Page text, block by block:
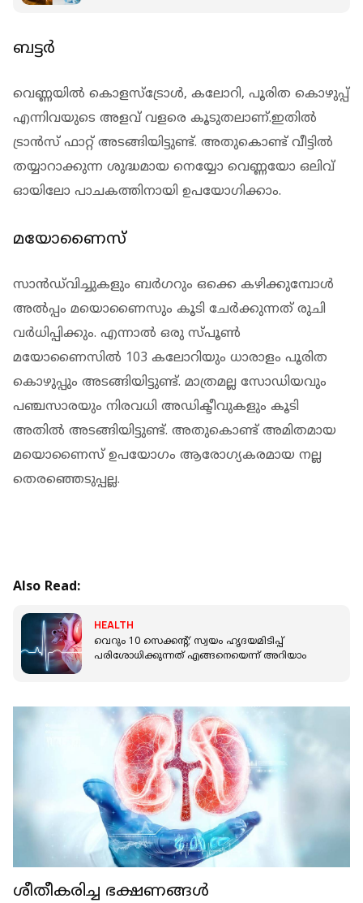
ബട്ടര്‍
വെണ്ണയില്‍ കൊളസ്‌ട്രോള്‍, കലോറി, പൂരിത കൊഴുപ്പ്
എന്നിവയുടെ അളവ് വളരെ കൂടുതലാണ്.ഇതില്‍
ട്രാന്‍സ് ഫാറ്റ് അടങ്ങിയിട്ടുണ്ട്. അതുകൊണ്ട് വീട്ടില്‍
തയ്യാറാക്കുന്ന ശുദ്ധമായ നെയ്യോ വെണ്ണയോ ഒലിവ്
ഓയിലോ പാചകത്തിനായി ഉപയോഗിക്കാം.
മയോണൈസ്
സാന്‍ഡ്‌വിച്ചുകളും ബര്‍ഗറും ഒക്കെ കഴിക്കുമ്പോള്‍
അല്‍പ്പം മയൊണൈസും കൂടി ചേര്‍ക്കുന്നത് രുചി
വര്‍ധിപ്പിക്കും. എന്നാല്‍ ഒരു സ്പൂണ്‍
മയോണൈസില്‍ 103 കലോറിയും ധാരാളം പൂരിത
കൊഴുപ്പും അടങ്ങിയിട്ടുണ്ട്. മാത്രമല്ല സോഡിയവും
പഞ്ചസാരയും നിരവധി അഡിക്ടീവുകളും കൂടി
അതില്‍ അടങ്ങിയിട്ടുണ്ട്. അതുകൊണ്ട് അമിതമായ
മയൊണൈസ് ഉപയോഗം ആരോഗ്യകരമായ നല്ല
തെരഞ്ഞെടുപ്പല്ല.
Also Read:
HEALTH
വെറും 10 സെക്കന്റ്; സ്വയം ഹൃദയമിടിപ്പ്
പരിശോധിക്കുന്നത് എങ്ങനെയെന്ന് അറിയാം
ശീതീകരിച്ച ഭക്ഷണങ്ങള്‍